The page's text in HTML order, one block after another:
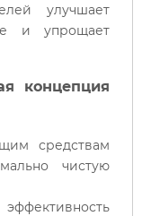
улучшает
и упрощает
концепция
средствам
чистую